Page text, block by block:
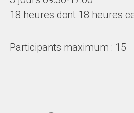
18 heures dont 18 heures
Participants maximum : 15